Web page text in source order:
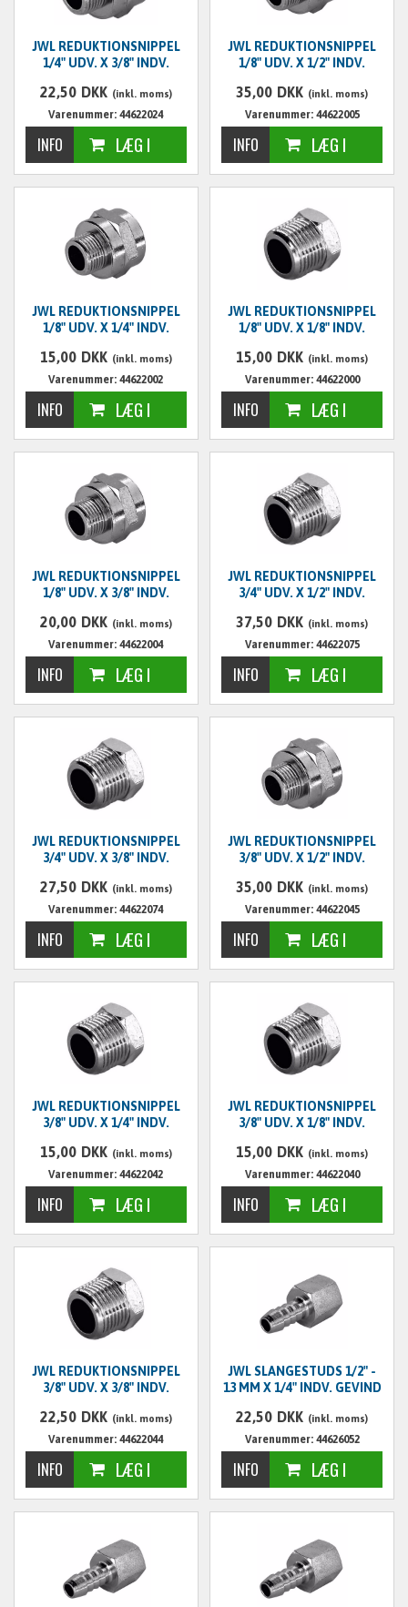
JWL REDUKTIONSNIPPEL
1/4" UDV. X 3/8" INDV.
22,50 DKK (inkl. moms)
Varenummer: 44622024
JWL REDUKTIONSNIPPEL
1/8" UDV. X 1/2" INDV.
35,00 DKK (inkl. moms)
Varenummer: 44622005
JWL REDUKTIONSNIPPEL
1/8" UDV. X 1/4" INDV.
15,00 DKK (inkl. moms)
Varenummer: 44622002
JWL REDUKTIONSNIPPEL
1/8" UDV. X 1/8" INDV.
15,00 DKK (inkl. moms)
Varenummer: 44622000
JWL REDUKTIONSNIPPEL
1/8" UDV. X 3/8" INDV.
20,00 DKK (inkl. moms)
Varenummer: 44622004
JWL REDUKTIONSNIPPEL
3/4" UDV. X 1/2" INDV.
37,50 DKK (inkl. moms)
Varenummer: 44622075
JWL REDUKTIONSNIPPEL
3/4" UDV. X 3/8" INDV.
27,50 DKK (inkl. moms)
Varenummer: 44622074
JWL REDUKTIONSNIPPEL
3/8" UDV. X 1/2" INDV.
35,00 DKK (inkl. moms)
Varenummer: 44622045
JWL REDUKTIONSNIPPEL
3/8" UDV. X 1/4" INDV.
15,00 DKK (inkl. moms)
Varenummer: 44622042
JWL REDUKTIONSNIPPEL
3/8" UDV. X 1/8" INDV.
15,00 DKK (inkl. moms)
Varenummer: 44622040
JWL REDUKTIONSNIPPEL
3/8" UDV. X 3/8" INDV.
22,50 DKK (inkl. moms)
Varenummer: 44622044
JWL SLANGESTUDS 1/2" -
13 MM X 1/4" INDV. GEVIND
22,50 DKK (inkl. moms)
Varenummer: 44626052